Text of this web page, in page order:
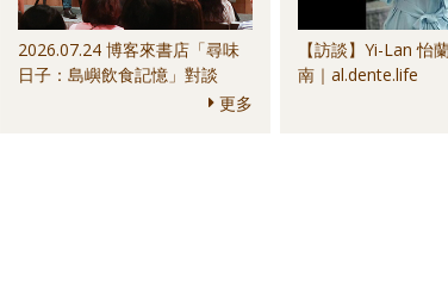
2026.07.24 博客來書店「尋味
日子：島嶼飲食記憶」對談
更多
【訪談】Yi-Lan 怡
南｜al.dente.life